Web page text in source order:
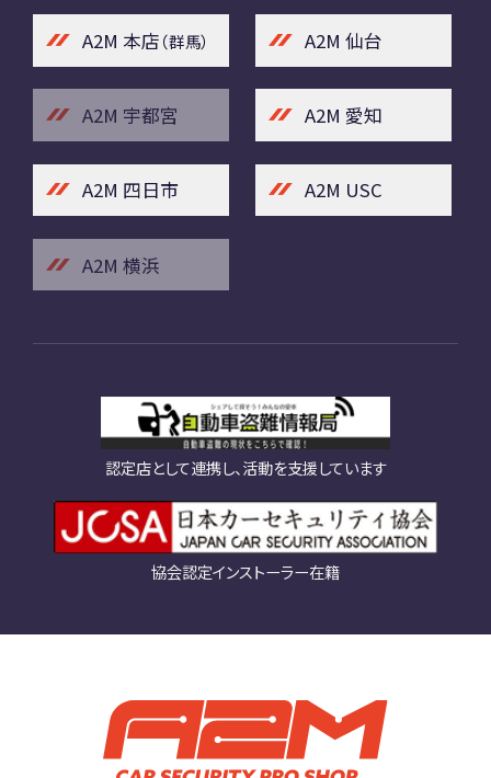
A2M 本店（群馬） A2M 仙台
A2M 宇都宮 A2M 愛知
A2M 四日市 A2M USC
A2M 横浜
認定店として連携し、活動を支援しています
協会認定インストーラー在籍